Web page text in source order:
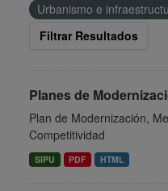
Urbanismo e
Filtrar Resultados
Planes de
Plan de Modernización,
Competitividad
SIPU PDF HTML